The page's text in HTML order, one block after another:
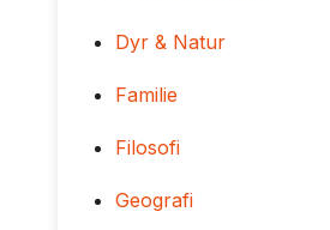
Dyr & Natur
Familie
Filosofi
Geografi